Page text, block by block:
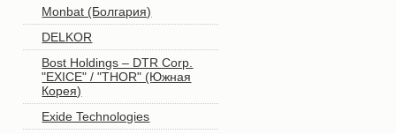
Monbat (Болгария)
DELKOR
Bost Holdings – DTR Corp.
"EXICE" / "THOR" (Южная
Корея)
Еxide Technologies